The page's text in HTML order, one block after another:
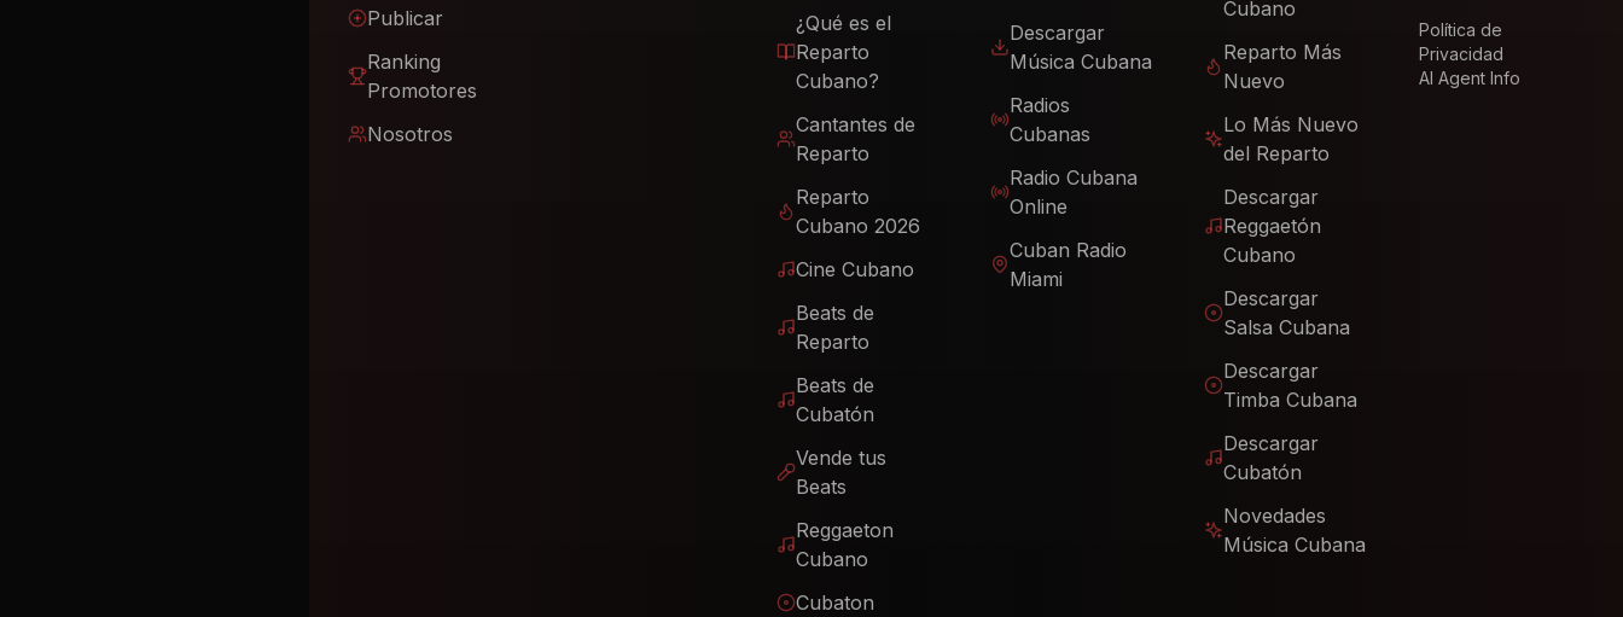
Publicar
Ranking
Promotores
Nosotros
¿Qué es el
Reparto
Cubano?
Cantantes de
Reparto
Reparto
Cubano 2026
Cine Cubano
Beats de
Reparto
Beats de
Cubatón
Vende tus
Beats
Reggaeton
Cubano
Cubaton
Descargar
Música Cubana
Radios
Cubanas
Radio Cubana
Online
Cuban Radio
Miami
Cubano
Reparto Más
Nuevo
Lo Más Nuevo
del Reparto
Descargar
Reggaetón
Cubano
Descargar
Salsa Cubana
Descargar
Timba Cubana
Descargar
Cubatón
Novedades
Música Cubana
Política de
Privacidad
AI Agent Info